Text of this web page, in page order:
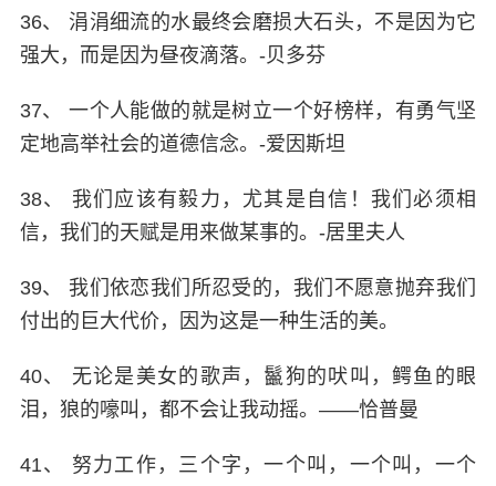
36、 涓涓细流的水最终会磨损大石头，不是因为它
强大，而是因为昼夜滴落。-贝多芬
37、 一个人能做的就是树立一个好榜样，有勇气坚
定地高举社会的道德信念。-爱因斯坦
38、 我们应该有毅力，尤其是自信！我们必须相
信，我们的天赋是用来做某事的。-居里夫人
39、 我们依恋我们所忍受的，我们不愿意抛弃我们
付出的巨大代价，因为这是一种生活的美。
40、 无论是美女的歌声，鬣狗的吠叫，鳄鱼的眼
泪，狼的嚎叫，都不会让我动摇。——恰普曼
41、 努力工作，三个字，一个叫，一个叫，一个